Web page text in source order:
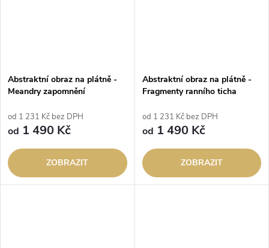
Abstraktní obraz na plátně -
Meandry zapomnění
od 1 231 Kč bez DPH
od 1 490 Kč
ZOBRAZIT
Abstraktní obraz na plátně -
Fragmenty ranního ticha
od 1 231 Kč bez DPH
od 1 490 Kč
ZOBRAZIT